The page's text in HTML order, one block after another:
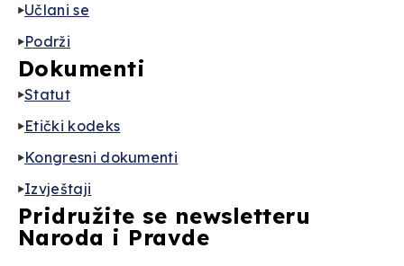
Učlani se
Podrži
Dokumenti
Statut
Etički kodeks
Kongresni dokumenti
Izvještaji
Pridružite se newsletteru
Naroda i Pravde